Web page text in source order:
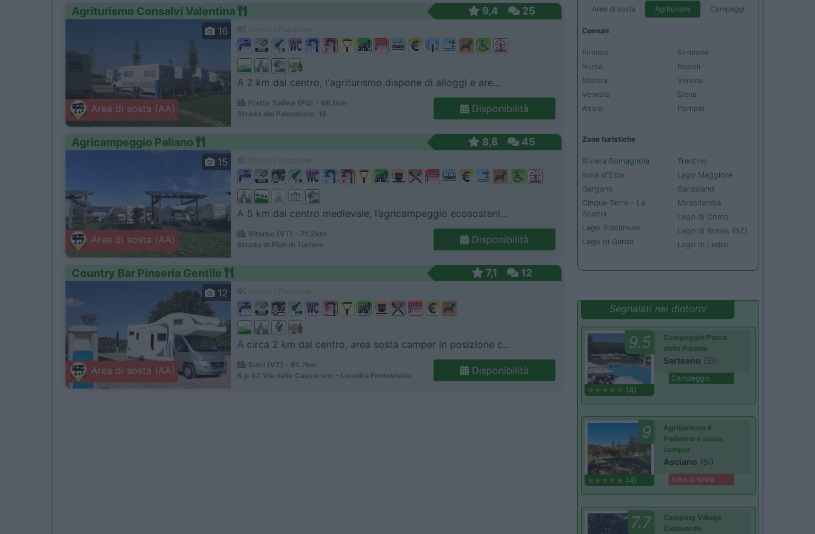
Agriturismo Consalvi Valentina 9,4 25
Area di sosta (AA)
16
A 2 km dal centro, l'agriturismo dispone di alloggi e are...
Fratta Todina (PG) - 66.1km
Strada del Palombaro, 15
Disponibilità
Agricampeggio Paliano 8,8 45
Area di sosta (AA)
15
A 5 km dal centro medievale, l’agricampeggio ecososteni...
Viterbo (VT) - 71.2km
Strada di Pian di Tortora
Disponibilità
Country Bar Pinseria Gentile 7,1 12
Area di sosta (AA)
12
A circa 2 km dal centro, area sosta camper in posizione c...
Sutri (VT) - 91.7km
S.p 82 Via delle Cassie snc - Località Fontevivola
Disponibilità
Aree di sosta Agriturismi Campeggi
Comuni
Firenze
Roma
Matera
Venezia
Assisi
Sirmione
Napoli
Verona
Siena
Pompei
Zone turistiche
Riviera Romagnola
Isola d'Elba
Gargano
Cinque Terre - La
Spezia
Lago Trasimeno
Lago di Garda
Trentino
Lago Maggiore
Gardaland
Mirabilandia
Lago di Como
Lago di Braies (BZ)
Lago di Ledro
Segnalati nei dintorni
9.5
(4)
Campeggio Parco
delle Piscine
Sarteano (SI)
Campeggio
9
(4)
Agriturismo Il
Poderino e sosta
camper
Asciano (SI)
Area di sosta
7.7
Camping Village
Cieloverde